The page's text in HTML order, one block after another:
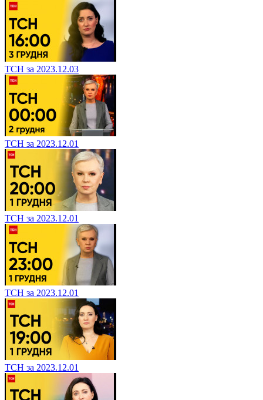
ТСН за 2023.12.03
ТСН за 2023.12.01
ТСН за 2023.12.01
ТСН за 2023.12.01
ТСН за 2023.12.01